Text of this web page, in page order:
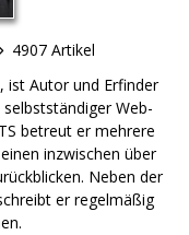
4907 Artikel
ist Autor und Erfinder
Web-
betreut er mehrere
inzwischen über
Neben der
er regelmäßig